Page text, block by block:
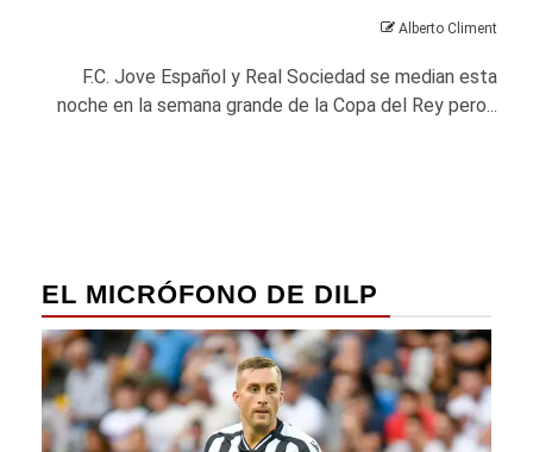
Alberto Climent
F.C. Jove Español y Real Sociedad se median esta
noche en la semana grande de la Copa del Rey pero...
EL MICRÓFONO DE DILP